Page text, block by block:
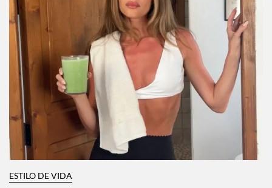
ESTILO DE VIDA